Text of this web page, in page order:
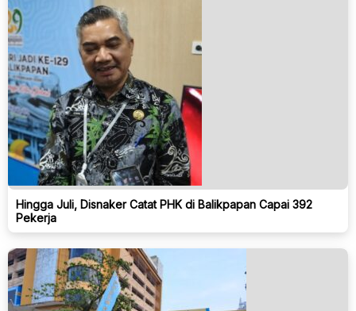
Hingga Juli, Disnaker Catat PHK di Balikpapan Capai 392
Pekerja